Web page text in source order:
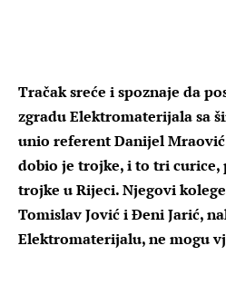
Tračak sreće i spoznaje da
zgradu Elektromaterijala sa
unio referent Danijel Mraović
dobio je trojke, i to tri curice,
trojke u Rijeci. Njegovi
Tomislav Jović i Đeni Jarić,
Elektromaterijalu, ne mogu